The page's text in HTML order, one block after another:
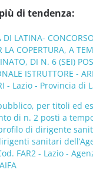
di tendenza:
DI LATINA-
LA COPERTURA, A
DI N. 6 (SEI)
ISTRUTTORE -
- Lazio - Provincia di
per titoli ed
di n. 2 posti a
di dirigente
sanitari
FAR2 - Lazio -